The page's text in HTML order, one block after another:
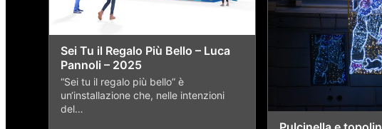
Sei Tu il Regalo Più Bello – Luca
Pannoli – 2025
“Sei tu il regalo più bello” è
un‘installazione che, nelle intenzioni
del…